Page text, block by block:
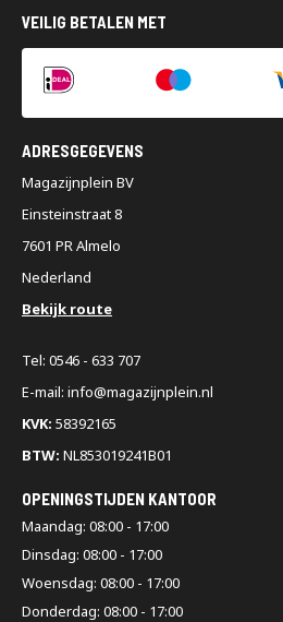
VEILIG BETALEN MET
ADRESGEGEVENS
Magazijnplein BV
Einsteinstraat 8
7601 PR Almelo
Nederland
Bekijk route
Tel: 0546 - 633 707
E-mail: info@magazijnplein.nl
KVK: 58392165
BTW: NL853019241B01
OPENINGSTIJDEN KANTOOR
Maandag: 08:00 - 17:00
Dinsdag: 08:00 - 17:00
Woensdag: 08:00 - 17:00
Donderdag: 08:00 - 17:00